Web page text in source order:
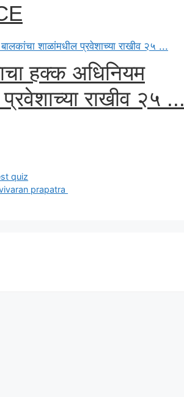
हक्क अधिनियम
राखीव २५ ...
quiz
vivaran prapatra